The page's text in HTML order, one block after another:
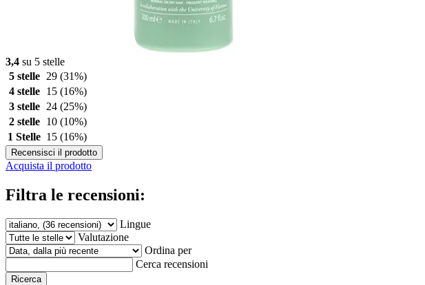
3,4 su 5 stelle
5 stelle
29 (31%)
4 stelle
15 (16%)
3 stelle
24 (25%)
2 stelle
10 (10%)
1 Stelle 15 (16%)
Recensisci il prodotto
Acquista il prodotto
Filtra le recensioni:
Lingue
Valutazione
Ordina per
Cerca recensioni
Ricerca